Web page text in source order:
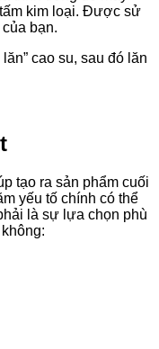
kim loại. Được sử
bạn.
cao su, sau đó lăn
tạo ra sản phẩm cuối
yếu tố chính có thể
là sự lựa chọn phù